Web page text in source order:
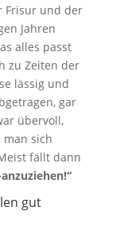
Frisur und der
Jahren
alles passt
zu Zeiten der
lässig und
gar
übervoll,
sich
fällt dann